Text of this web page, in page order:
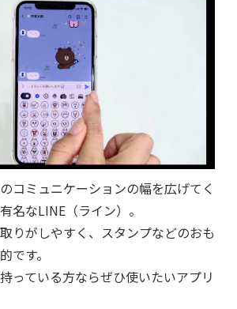
コミュニケーションの幅を広げてく
名なLINE（ライン）。
りがしやすく、スタンプなどのおも
です。
っている方ならぜひ使いたいアプリ